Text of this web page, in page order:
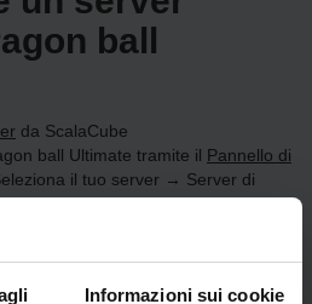
Informazioni sui cookie
ball
da ScalaCube
ball Ultimate tramite il Pannello di
il tuo server → Server di
di gioco → Dragon ball Ultimate)